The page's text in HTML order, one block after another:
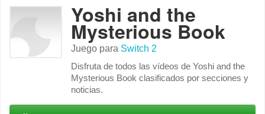
Yoshi and the
Mysterious Book
Juego para Switch 2
Disfruta de todos las vídeos de Yoshi and the
Mysterious Book clasificados por secciones y
noticias.